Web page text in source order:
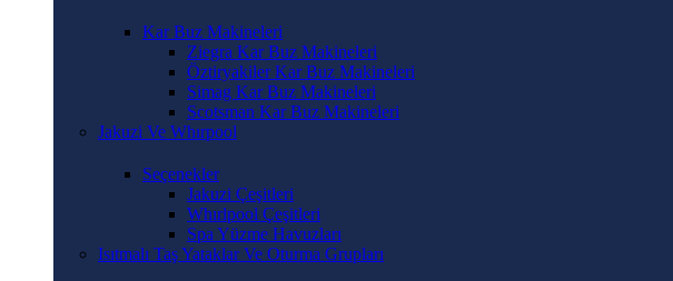
Kar Buz Makineleri
Ziegra Kar Buz Makineleri
Öztiryakiler Kar Buz Makineleri
Simag Kar Buz Makineleri
Scotsman Kar Buz Makineleri
Jakuzi Ve Whırpool
Seçenekler
Jakuzi Çeşitleri
Whırlpool Çeşitleri
Spa Yüzme Havuzları
Isıtmalı Taş Yataklar Ve Oturma Grupları